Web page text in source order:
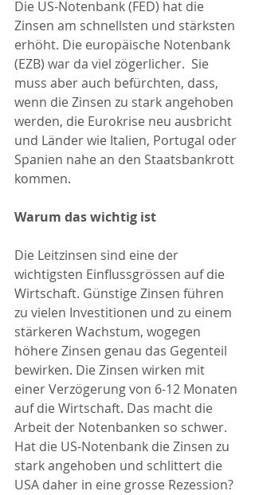
Die US-Notenbank (FED) hat die
Zinsen am schnellsten und stärksten
erhöht. Die europäische Notenbank
(EZB) war da viel zögerlicher.  Sie
muss aber auch befürchten, dass,
wenn die Zinsen zu stark angehoben
werden, die Eurokrise neu ausbricht
und Länder wie Italien, Portugal oder
Spanien nahe an den Staatsbankrott
kommen.
Warum das wichtig ist
Die Leitzinsen sind eine der
wichtigsten Einflussgrössen auf die
Wirtschaft. Günstige Zinsen führen
zu vielen Investitionen und zu einem
stärkeren Wachstum, wogegen
höhere Zinsen genau das Gegenteil
bewirken. Die Zinsen wirken mit
einer Verzögerung von 6-12 Monaten
auf die Wirtschaft. Das macht die
Arbeit der Notenbanken so schwer.
Hat die US-Notenbank die Zinsen zu
stark angehoben und schlittert die
USA daher in eine grosse Rezession?